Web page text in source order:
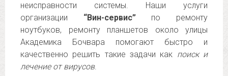
неисправности системы. Наши услуги
организации “Вин-сервис”по ремонту
ноутбуков, ремонту планшетов около улицы
Академика Бочвара помогают быстро и
качественно решить такие задачи как поиск и
лечение от вирусов.